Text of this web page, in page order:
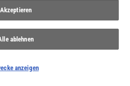
wieder abbestellen. Infos zu unserem Umgang
finden Sie in unserer
Akzeptieren
ablehnen
anzeigen